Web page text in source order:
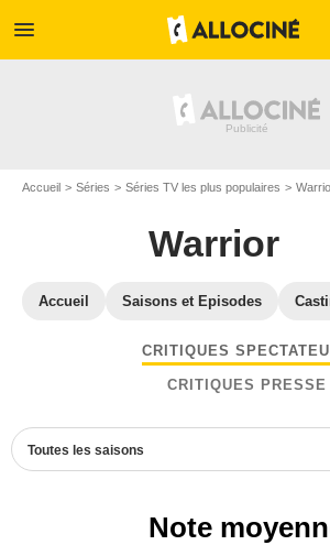
menu
Accueil Séries Séries TV les plus populaires
Warrior
Accueil Saisons et Episodes
CRITIQUES
CRITIQUES PRESSE
Toutes les saisons
Note